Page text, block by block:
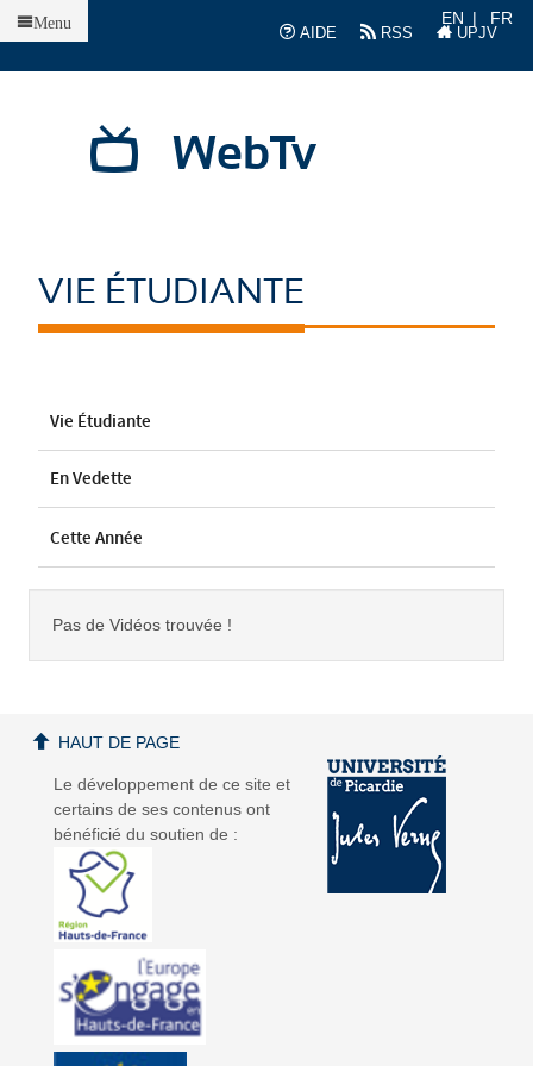
AIDE
RSS UPJV
EN FR
WebTv
Menu
VIE ÉTUDIANTE
Vie Étudiante
En Vedette
Cette Année
Pas de Vidéos trouvée !
Le développement de ce site et
certains de ses contenus ont
bénéficié du soutien de :
HAUT DE PAGE